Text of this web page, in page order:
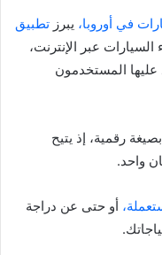
في أوروبا، يبرز تطبيق
عبر الإنترنت،
المستخدمون
رقمية، إذ يتيح
واحد.
أو حتى عن دراجة